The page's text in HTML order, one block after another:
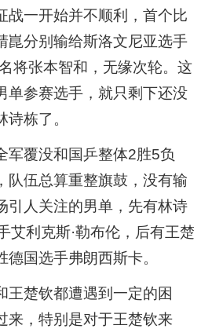
战一开始并不顺利，首个比
崑分别输给斯洛文尼亚选手
将张本智和，无缘次轮。这
单参赛选手，就只剩下还没
栋了。
军覆没和国乒整体2胜5负
队伍总算重整旗鼓，没有输
引人关注的男单，先有林诗
艾利克斯·勒布伦，后有王楚
国选手弗朗西斯卡。
王楚钦都遭遇到一定的困
来，特别是对于王楚钦来